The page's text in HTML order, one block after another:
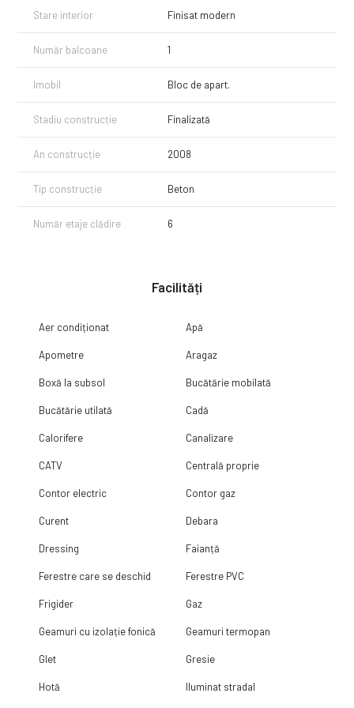
Stare interior Finisat modern
Număr balcoane 1
Imobil Bloc de apart.
Stadiu construcție Finalizată
An construcție 2008
Tip construcție Beton
Număr etaje clădire 6
Facilități
Aer condiționat Apă
Apometre Aragaz
Boxă la subsol Bucătărie mobilată
Bucătărie utilată Cadă
Calorifere Canalizare
CATV Centrală proprie
Contor electric Contor gaz
Curent Debara
Dressing Faianță
Ferestre care se deschid Ferestre PVC
Frigider Gaz
Geamuri cu izolație fonică Geamuri termopan
Glet Gresie
Hotă Iluminat stradal